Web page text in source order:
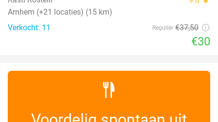
Arnhem (+21 locaties) (15 km)
Verkocht: 11
Regulier €37,50
€30